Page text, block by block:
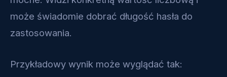
może świadomie dobrać długość hasła do
zastosowania.
Przykładowy wynik może wyglądać tak: